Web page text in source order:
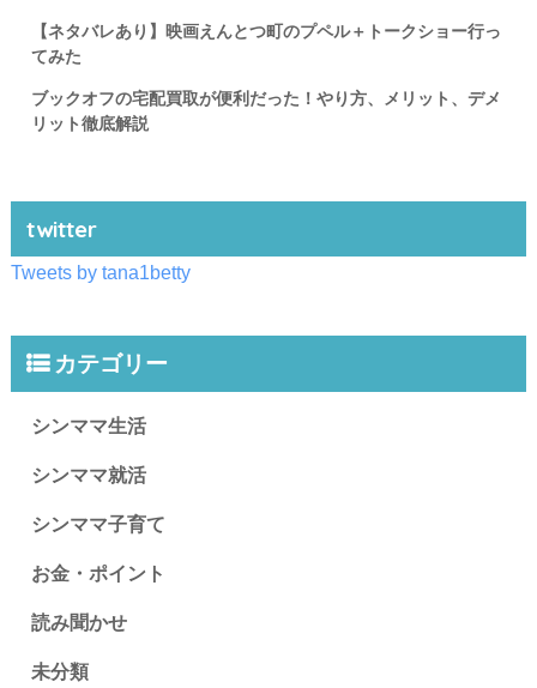
【ネタバレあり】映画えんとつ町のプペル＋トークショー行っ
てみた
ブックオフの宅配買取が便利だった！やり方、メリット、デメ
リット徹底解説
twitter
Tweets by tana1betty
カテゴリー
シンママ生活
シンママ就活
シンママ子育て
お金・ポイント
読み聞かせ
未分類